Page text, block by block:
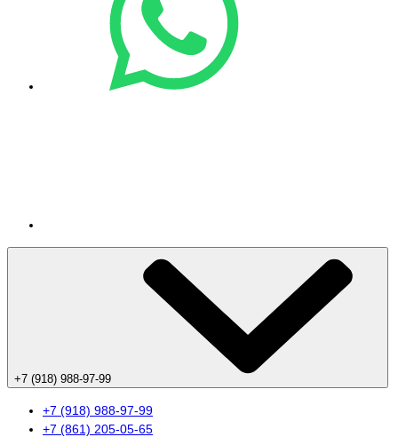
+7 (918) 988-97-99
+7 (918) 988-97-99
+7 (861) 205-05-65